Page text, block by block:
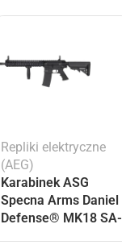
Repliki elektryczne
(AEG)
Karabinek ASG
Specna Arms Daniel
Defense® MK18 SA-